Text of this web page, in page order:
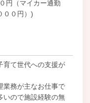
円（マイカー通勤
００円）)
て世代への支援が
務が主なお仕事で
いので施設経験の無